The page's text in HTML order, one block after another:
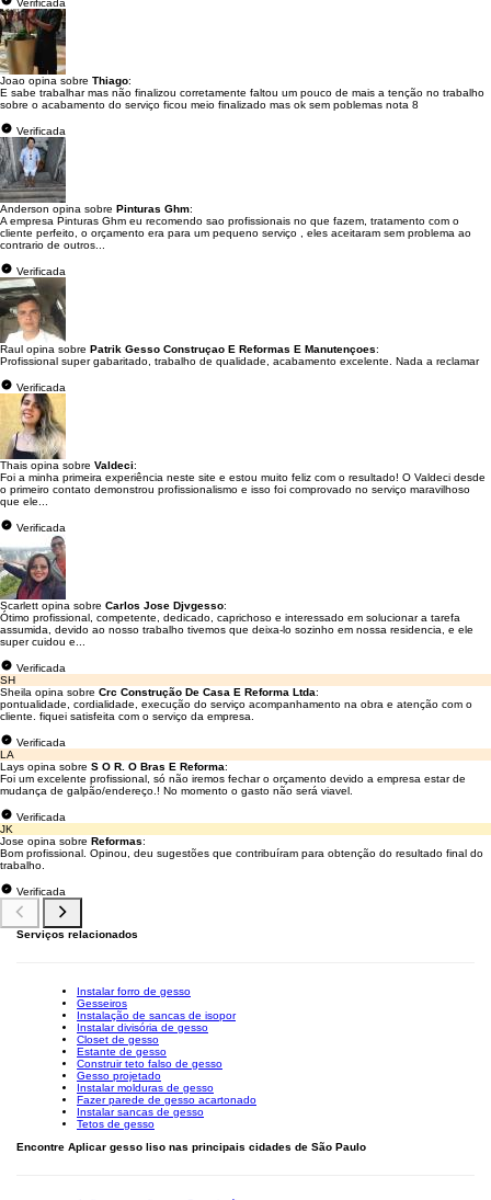
Joao opina sobre Thiago:
E sabe trabalhar mas não finalizou corretamente faltou um pouco de mais a tenção no trabalho
sobre o acabamento do serviço ficou meio finalizado mas ok sem poblemas nota 8
Verificada
Anderson opina sobre Pinturas Ghm:
A empresa Pinturas Ghm eu recomendo sao profissionais no que fazem, tratamento com o
cliente perfeito, o orçamento era para um pequeno serviço , eles aceitaram sem problema ao
contrario de outros...
Verificada
Raul opina sobre Patrik Gesso Construçao E Reformas E Manutençoes:
Profissional super gabaritado, trabalho de qualidade, acabamento excelente. Nada a reclamar
Verificada
Thais opina sobre Valdeci:
Foi a minha primeira experiência neste site e estou muito feliz com o resultado! O Valdeci desde
o primeiro contato demonstrou profissionalismo e isso foi comprovado no serviço maravilhoso
que ele...
Verificada
Scarlett opina sobre Carlos Jose Djvgesso:
Ótimo profissional, competente, dedicado, caprichoso e interessado em solucionar a tarefa
assumida, devido ao nosso trabalho tivemos que deixa-lo sozinho em nossa residencia, e ele
super cuidou e...
Verificada
SH
Sheila opina sobre Crc Construção De Casa E Reforma Ltda:
pontualidade, cordialidade, execução do serviço acompanhamento na obra e atenção com o
cliente. fiquei satisfeita com o serviço da empresa.
Verificada
LA
Lays opina sobre S O R. O Bras E Reforma:
Foi um excelente profissional, só não iremos fechar o orçamento devido a empresa estar de
mudança de galpão/endereço.! No momento o gasto não será viavel.
Verificada
JK
Jose opina sobre Reformas:
Bom profissional. Opinou, deu sugestões que contribuíram para obtenção do resultado final do
trabalho.
Verificada
Serviços relacionados
Instalar forro de gesso
Gesseiros
Instalação de sancas de isopor
Instalar divisória de gesso
Closet de gesso
Estante de gesso
Construir teto falso de gesso
Gesso projetado
Instalar molduras de gesso
Fazer parede de gesso acartonado
Instalar sancas de gesso
Tetos de gesso
Encontre Aplicar gesso liso nas principais cidades de São Paulo